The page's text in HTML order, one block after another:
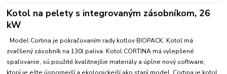
Kotol na pelety s integrovaným zásobníkom, 26
kW
Model Cortina je pokračovaním rady kotlov BIOPACK. Kotol má
zvačšený zásobník na 130l paliva. Kotol CORTINA má vylepšené
spaľovanie, sú použité kvalitnejšie materiály a úplne nový software,